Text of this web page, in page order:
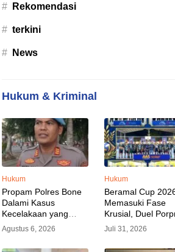
# Rekomendasi
# terkini
# News
Hukum & Kriminal
Hukum
Propam Polres Bone
Dalami Kasus
Kecelakaan yang
Libatkan Oknum
Polisi, Pelaku Sudah
Diamankan
Agustus 6, 2026
Hukum
Beramal Cup
Memasuki Fase
Krusial, Duel
Bone vs Trikora
Jadi Sorotan
Ini
Juli 31, 2026